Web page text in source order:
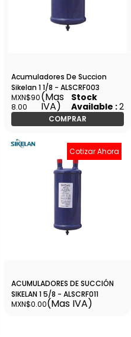
Acumuladores De Succion
Sikelan 1 1/8 - ALSCRF003
MXN$90
8.00
(Mas
IVA)
Stock
Available :2
COMPRAR
Cotizar Ahora
ACUMULADORES DE SUCCIÓN
SIKELAN 1 5/8 - ALSCRF011
MXN$0.00(Mas IVA)